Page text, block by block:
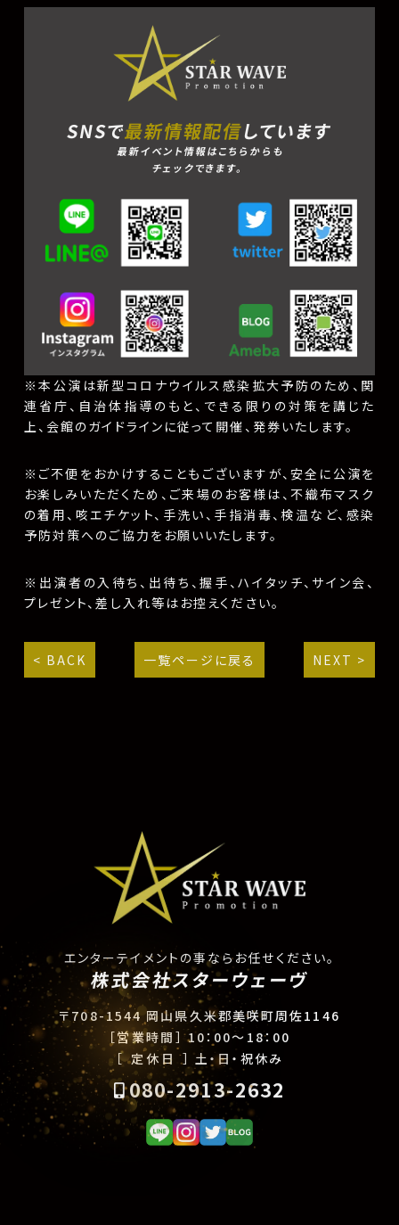
SNSで最新情報配信しています
最新イベント情報はこちらからも
チェックできます。
※本公演は新型コロナウイルス感染拡大予防のため、関
連省庁、自治体指導のもと、できる限りの対策を講じた
上、会館のガイドラインに従って開催、発券いたします。
※ご不便をおかけすることもございますが、安全に公演を
お楽しみいただくため、ご来場のお客様は、不織布マスク
の着用、咳エチケット、手洗い、手指消毒、検温など、感染
予防対策へのご協力をお願いいたします。
※出演者の入待ち、出待ち、握手、ハイタッチ、サイン会、
プレゼント、差し入れ等はお控えください。
< BACK 一覧ページに戻る NEXT >
エンターテイメントの事ならお任せください。
株式会社スターウェーヴ
〒708-1544 岡山県久米郡美咲町周佐1146
［営業時間］ 10：00〜18：00
［ 定休日 ］ 土・日・祝休み
080-2913-2632